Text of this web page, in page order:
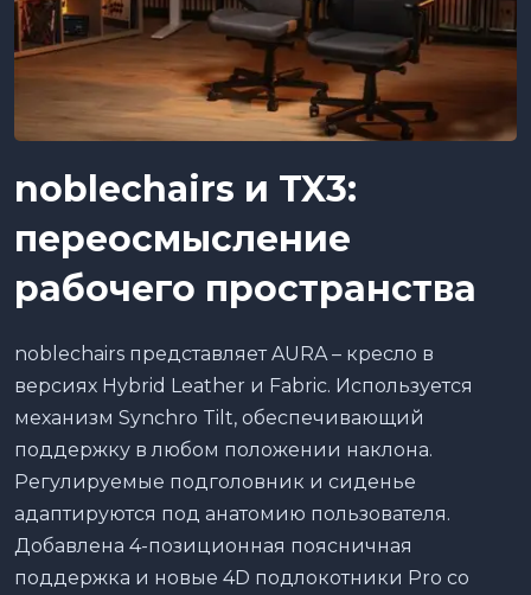
noblechairs и TX3:
переосмысление
рабочего пространства
noblechairs представляет AURA – кресло в
версиях Hybrid Leather и Fabric. Используется
механизм Synchro Tilt, обеспечивающий
поддержку в любом положении наклона.
Регулируемые подголовник и сиденье
адаптируются под анатомию пользователя.
Добавлена 4-позиционная поясничная
поддержка и новые 4D подлокотники Pro со